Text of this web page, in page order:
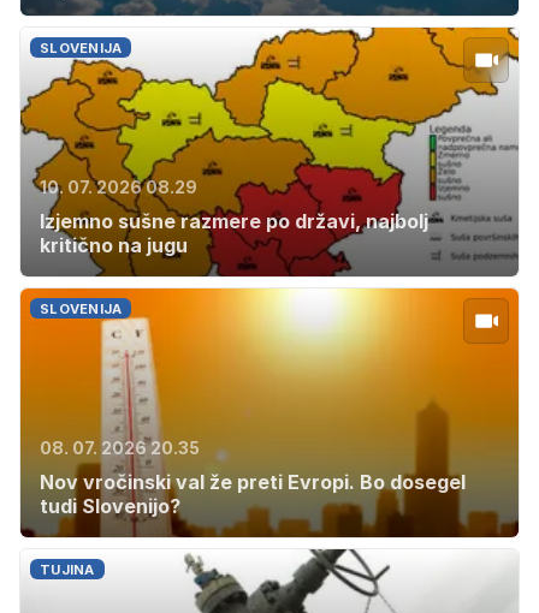
SLOVENIJA
10. 07. 2026 08.29
Izjemno sušne razmere po državi, najbolj
kritično na jugu
SLOVENIJA
08. 07. 2026 20.35
Nov vročinski val že preti Evropi. Bo dosegel
tudi Slovenijo?
TUJINA